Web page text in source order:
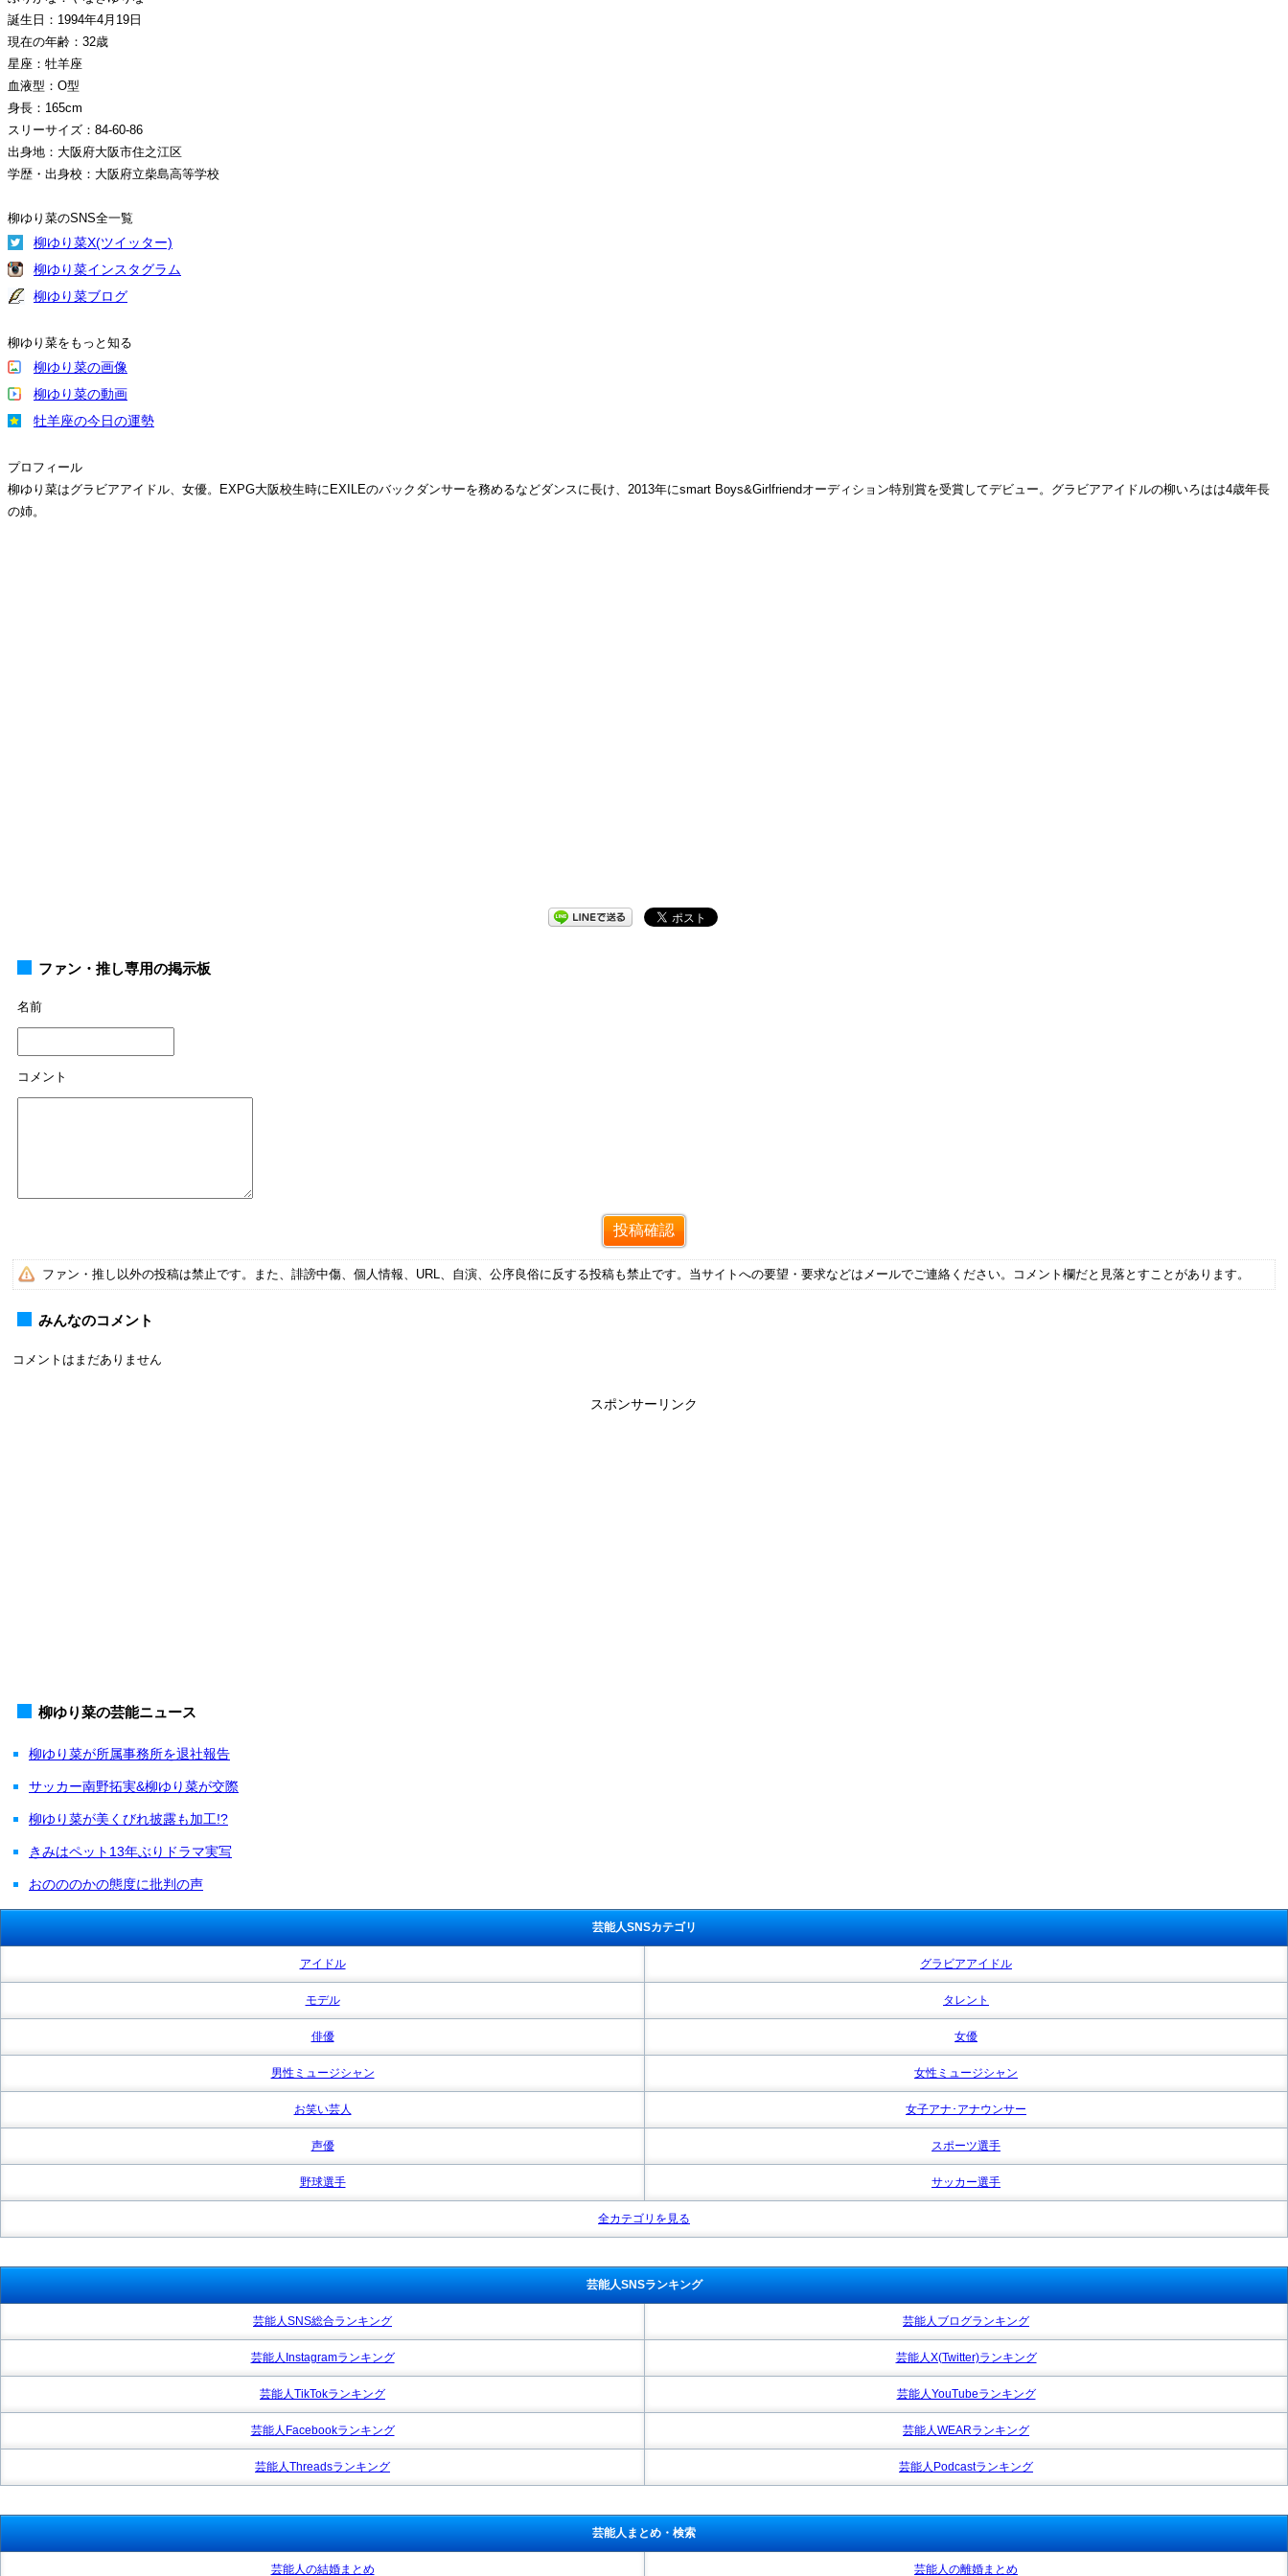
誕生日：1994年4月19日
現在の年齢：32歳
星座：牡羊座
血液型：O型
身長：165cm
スリーサイズ：84-60-86
出身地：大阪府大阪市住之江区
学歴・出身校：大阪府立柴島高等学校
柳ゆり菜のSNS全一覧
柳ゆり菜X(ツイッター)
柳ゆり菜インスタグラム
柳ゆり菜ブログ
柳ゆり菜をもっと知る
柳ゆり菜の画像
柳ゆり菜の動画
牡羊座の今日の運勢
プロフィール
柳ゆり菜はグラビアアイドル、女優。EXPG大阪校生時にEXILEのバックダンサーを務めるなどダンスに長け、2013年にsmart Boys&Girlfriendオーディション特別賞を受賞してデビュー。グラビアアイドルの柳いろはは4歳年長
の姉。
ファン・推し専用の掲示板
名前
コメント
ファン・推し以外の投稿は禁止です。また、誹謗中傷、個人情報、URL、自演、公序良俗に反する投稿も禁止です。当サイトへの要望・要求などはメールでご連絡ください。コメント欄だと見落とすことがあります。
みんなのコメント
コメントはまだありません
スポンサーリンク
柳ゆり菜の芸能ニュース
柳ゆり菜が所属事務所を退社報告
サッカー南野拓実&柳ゆり菜が交際
柳ゆり菜が美くびれ披露も加工!?
きみはペット13年ぶりドラマ実写
おのののかの態度に批判の声
芸能人SNSカテゴリ
アイドル グラビアアイドル
モデル タレント
俳優 女優
男性ミュージシャン 女性ミュージシャン
お笑い芸人 女子アナ･アナウンサー
声優 スポーツ選手
野球選手 サッカー選手
全カテゴリを見る
芸能人SNSランキング
芸能人SNS総合ランキング 芸能人ブログランキング
芸能人Instagramランキング 芸能人X(Twitter)ランキング
芸能人TikTokランキング 芸能人YouTubeランキング
芸能人Facebookランキング 芸能人WEARランキング
芸能人Threadsランキング 芸能人Podcastランキング
芸能人まとめ・検索
芸能人の結婚まとめ 芸能人の離婚まとめ